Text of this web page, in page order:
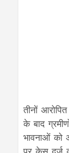
तीनों
के बाद
भावनाओं को